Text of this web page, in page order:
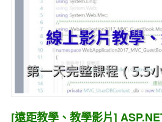
[遠距教學、教學影片]